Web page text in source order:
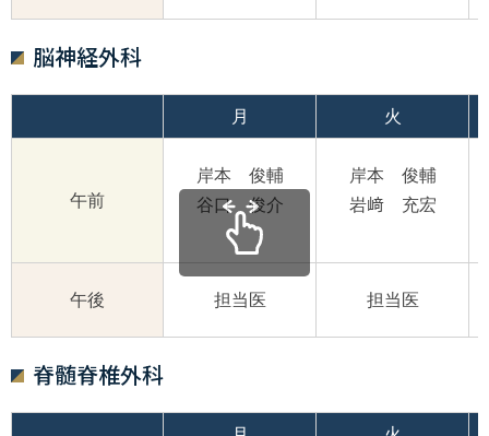
脳神経外科
月 火
午前
岸本 俊輔
谷口 俊介
岸本 俊輔
岩﨑 充宏
午後 担当医 担当医
脊髄脊椎外科